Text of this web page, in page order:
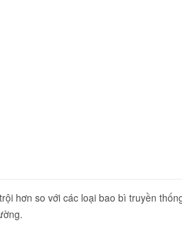
hơn so với các loại bao bì truyền